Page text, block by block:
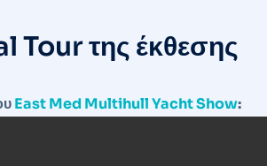
Tour της έκθεσης
East Med Multihull Yacht Show: